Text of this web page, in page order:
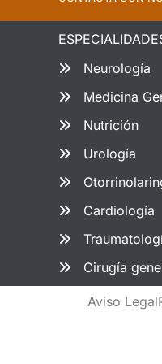
Neurología
Medicina
Nutrición
Urología
Cardiología
Cirugía
Aviso Legal